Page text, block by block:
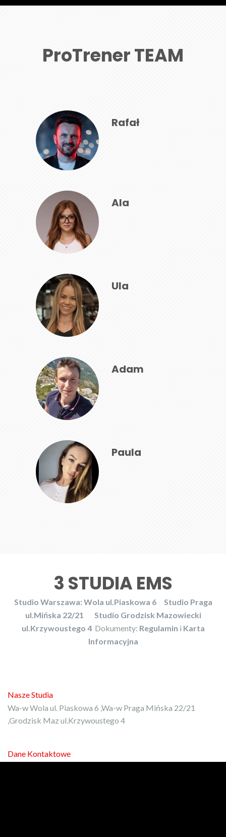
ProTrener TEAM
Rafał
Ala
Ula
Adam
Paula
3 STUDIA EMS
Studio Warszawa: Wola ul.Piaskowa 6
Studio Praga
ul.Mińska 22/21
Studio Grodzisk Mazowiecki
ul.Krzywoustego 4 Dokumenty: Regulamin i Karta
Informacyjna
Nasze Studia
Wa-w Wola ul. Piaskowa 6 ,Wa-w Praga Mińska 22/21
,Grodzisk Maz ul.Krzywoustego 4
Dane Kontaktowe